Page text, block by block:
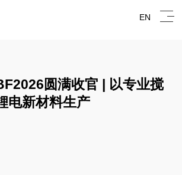
EN
圆满收官 | 以专业搅
电新材料生产